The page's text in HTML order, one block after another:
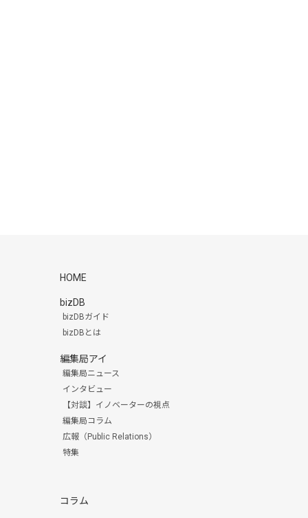
HOME
bizDB
bizDBガイド
bizDBとは
編集局アイ
編集局ニュース
インタビュー
【対談】イノベーターの視点
編集局コラム
広報（Public Relations）
特集
コラム